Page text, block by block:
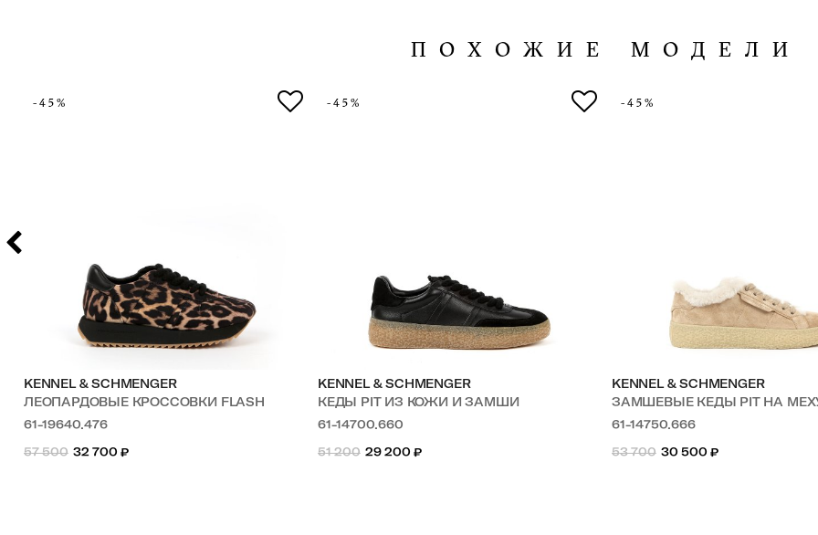
ПОХОЖИЕ МОДЕЛИ
-45%
KENNEL & SCHMENGER
ЛЕОПАРДОВЫЕ КРОССОВКИ FLASH
61-19640.476
57 500
32 700 ₽
-45%
KENNEL & SCHMENGER
КЕДЫ PIT ИЗ КОЖИ И ЗАМШИ
61-14700.660
51 200
29 200 ₽
-45%
KENNEL & SCHMENGER
ЗАМШЕВЫЕ КЕДЫ PIT НА
61-14750.666
53 700
30 500 ₽